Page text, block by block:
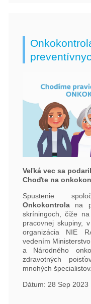
Veľká vec sa
Choďte na
Spustenie
Onkokontrolana
skríningoch, čiže
pracovnej skupiny,
organizácia NIE
vedením
a Národného
zdravotných
mnohých špecialistov.
Dátum: 28 Sep 2023